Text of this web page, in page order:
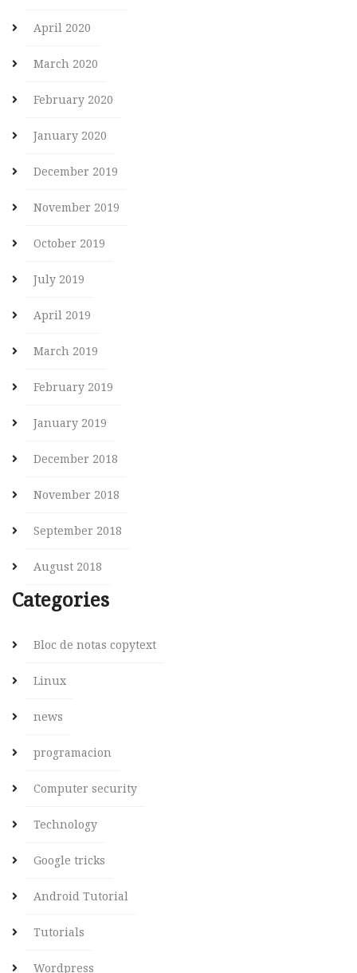
April 2020
March 2020
February 2020
January 2020
December 2019
November 2019
October 2019
July 2019
April 2019
March 2019
February 2019
January 2019
December 2018
November 2018
September 2018
August 2018
Categories
Bloc de notas copytext
Linux
news
programacion
Computer security
Technology
Google tricks
Android Tutorial
Tutorials
Wordpress